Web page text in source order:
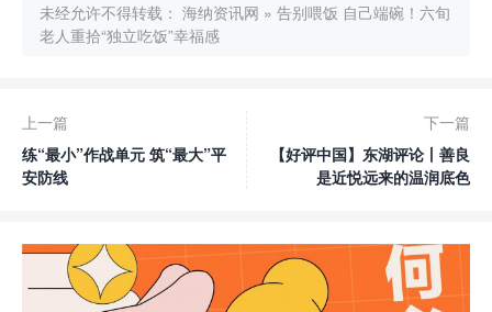
未经允许不得转载： 海纳资讯网 » 告别喂饭 自己端碗！六旬
老人重拾“独立吃饭”幸福感
上一篇
练“最小”作战单元 筑“最大”平
安防线
下一篇
【好评中国】东湖评论丨善良
是近悦远来的温润底色